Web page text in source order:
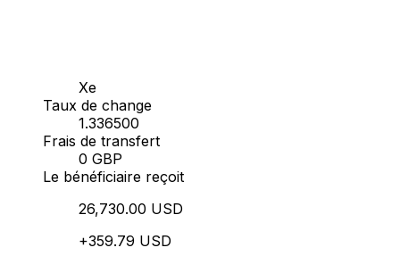
Xe
Taux de change
1.336500
Frais de transfert
0 GBP
Le bénéficiaire reçoit
26,730.00 USD
+359.79 USD